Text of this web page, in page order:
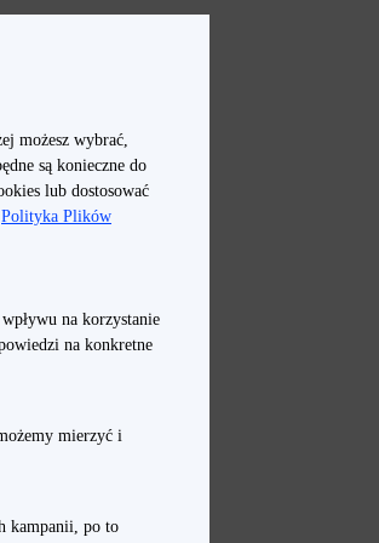
stopniu zależą od dwóch wytycznych, które zostały
granie w gry mobilne czy oglądanie filmów
Niezależnie od tego, czy jest używany do
aby smartfon był też wyposażony w szybką
smukły, by można go było swobodnie obsługiwać
jedną ręką. Plusem jest też wiele wariantów
możesz wybrać,
są konieczne do
lub dostosować
Polityka Plików
na korzystanie
na konkretne
mierzyć i
kampanii, po to